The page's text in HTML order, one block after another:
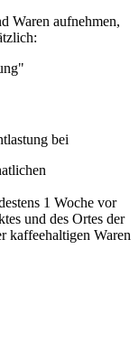
Waren aufnehmen,
bei
1 Woche vor
und des Ortes der
kaffeehaltigen Waren